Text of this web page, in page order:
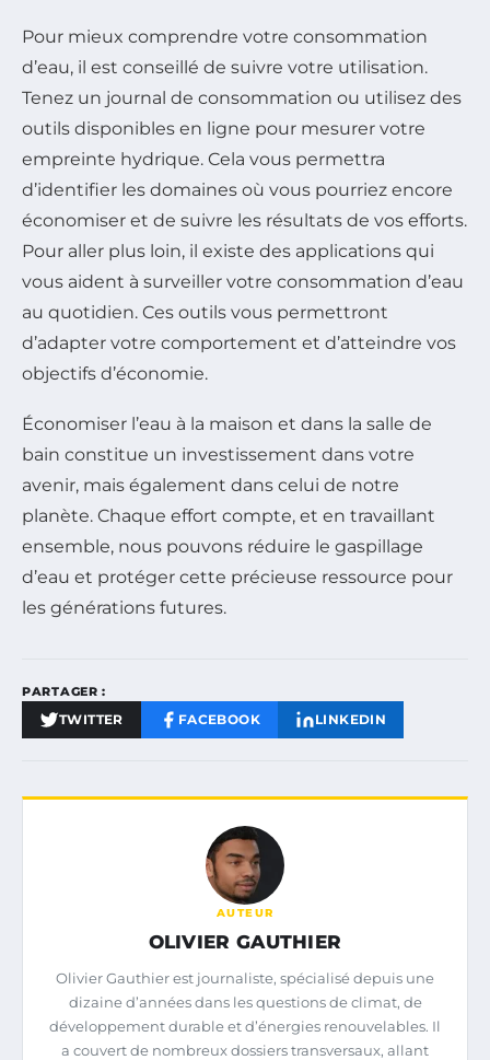
Pour mieux comprendre votre consommation
d’eau, il est conseillé de suivre votre utilisation.
Tenez un journal de consommation ou utilisez des
outils disponibles en ligne pour mesurer votre
empreinte hydrique. Cela vous permettra
d’identifier les domaines où vous pourriez encore
économiser et de suivre les résultats de vos efforts.
Pour aller plus loin, il existe des applications qui
vous aident à surveiller votre consommation d’eau
au quotidien. Ces outils vous permettront
d’adapter votre comportement et d’atteindre vos
objectifs d’économie.
Économiser l’eau à la maison et dans la salle de
bain constitue un investissement dans votre
avenir, mais également dans celui de notre
planète. Chaque effort compte, et en travaillant
ensemble, nous pouvons réduire le gaspillage
d’eau et protéger cette précieuse ressource pour
les générations futures.
PARTAGER :
TWITTER FACEBOOK LINKEDIN
AUTEUR
OLIVIER GAUTHIER
Olivier Gauthier est journaliste, spécialisé depuis une
dizaine d’années dans les questions de climat, de
développement durable et d’énergies renouvelables. Il
a couvert de nombreux dossiers transversaux, allant